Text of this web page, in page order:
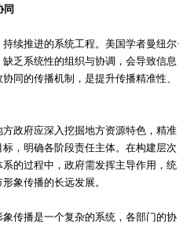
同
续推进的系统工程。美国学者曼纽尔·
乏系统性的组织与协调，会导致信息
同的传播机制，是提升传播精准性、
政府应深入挖掘地方资源特色，精准
，明确各阶段责任主体。在构建层次
的过程中，政府需发挥主导作用，统
象传播的长远发展。
传播是一个复杂的系统，各部门的协